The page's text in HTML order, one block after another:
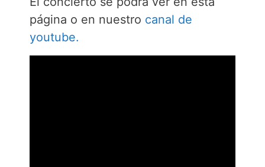
página o en nuestro canal de
youtube.